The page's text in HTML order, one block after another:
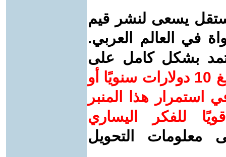
يسعى لنشر قيم
في العالم العربي.
بشكل كامل على
ساهم/ي معنا! بدعمكم بمبلغ 10 دولارات سنويًا أو
استمرار هذا المنبر
للفكر اليساري
معلومات التحويل